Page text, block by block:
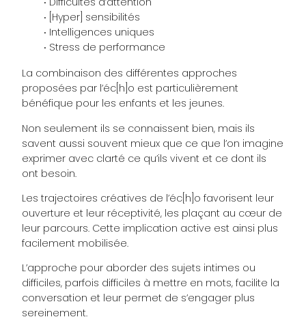
[Hyper] sensibilités
Intelligences uniques
Stress de performance
La combinaison des différentes approches
proposées par l’éc[h]o est particulièrement
bénéfique pour les enfants et les jeunes.
Non seulement ils se connaissent bien, mais ils
savent aussi souvent mieux que ce que l’on imagine
exprimer avec clarté ce qu’ils vivent et ce dont ils
ont besoin.
Les trajectoires créatives de l’éc[h]o favorisent leur
ouverture et leur réceptivité, les plaçant au cœur de
leur parcours. Cette implication active est ainsi plus
facilement mobilisée.
L’approche pour aborder des sujets intimes ou
difficiles, parfois difficiles à mettre en mots, facilite la
conversation et leur permet de s’engager plus
sereinement.